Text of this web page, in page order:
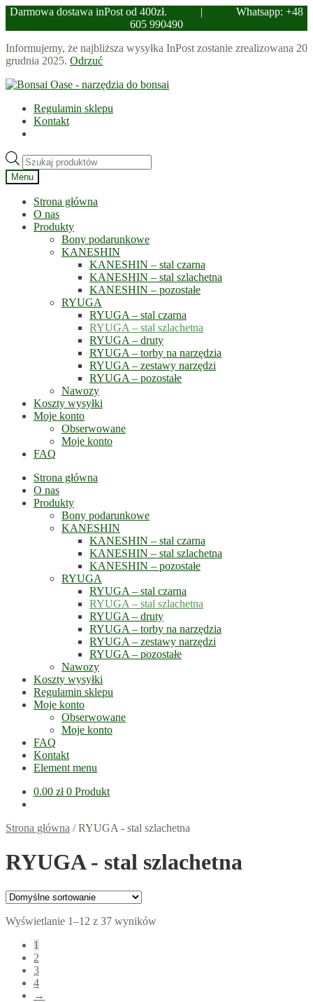
Darmowa dostawa inPost od 400zł. |
Whatsapp: +48
605 990490
Informujemy, że najbliższa wysyłka InPost zostanie zrealizowana 20
grudnia 2025. Odrzuć
Przejdź
nawigacji
Przejdź
treści
Regulamin sklepu
Kontakt
Wyszukiwarka
produktów
Menu
Strona główna
O nas
Produkty
Bony podarunkowe
KANESHIN
KANESHIN – stal czarna
KANESHIN – stal szlachetna
KANESHIN – pozostałe
RYUGA
RYUGA – stal czarna
RYUGA – stal szlachetna
RYUGA – druty
RYUGA – torby na narzędzia
RYUGA – zestawy narzędzi
RYUGA – pozostałe
Nawozy
Koszty wysyłki
Moje konto
Obserwowane
Moje konto
FAQ
Strona główna
O nas
Produkty
Bony podarunkowe
KANESHIN
KANESHIN – stal czarna
KANESHIN – stal szlachetna
KANESHIN – pozostałe
RYUGA
RYUGA – stal czarna
RYUGA – stal szlachetna
RYUGA – druty
RYUGA – torby na narzędzia
RYUGA – zestawy narzędzi
RYUGA – pozostałe
Nawozy
Koszty wysyłki
Regulamin sklepu
Moje konto
Obserwowane
Moje konto
FAQ
Kontakt
Element menu
0.00 zł 0 Produkt
Strona główna /RYUGA - stal szlachetna
RYUGA - stal szlachetna
Wyświetlanie 1–12 z 37 wyników
1
2
3
4
→